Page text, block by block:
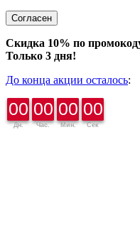
Согласен
Скидка 10% по
Только 3 дня!
До конца акции осталось:
00
Дн.
00
Час.
00
Мин.
00
Сек